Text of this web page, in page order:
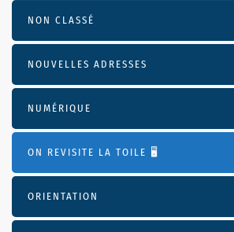
NON CLASSÉ
NOUVELLES ADRESSES
NUMÉRIQUE
ON REVISITE LA TOILE 🖥️
ORIENTATION